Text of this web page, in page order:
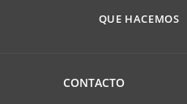
QUE HACEMOS
CONTACTO